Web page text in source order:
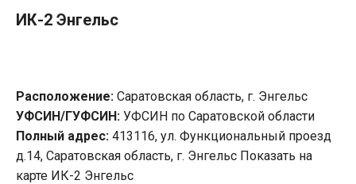
ИК-2 Энгельс
Расположение: Саратовская область, г. Энгельс
УФСИН/ГУФСИН: УФСИН по Саратовской области
Полный адрес: 413116, ул. Функциональный проезд
д.14, Саратовская область, г. Энгельс Показать на
карте ИК-2 Энгельс